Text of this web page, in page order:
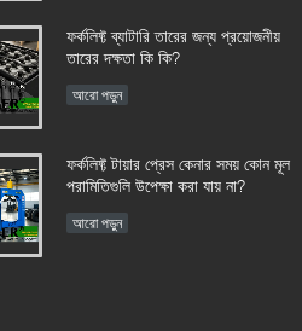
ফর্কলিফ্ট ব্যাটারি তারের জন্য প্রয়োজনীয়
তারের দক্ষতা কি কি?
আরো পড়ুন
ফর্কলিফ্ট টায়ার প্রেস কেনার সময় কোন মূল
পরামিতিগুলি উপেক্ষা করা যায় না?
আরো পড়ুন